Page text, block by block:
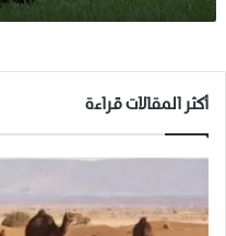
ظ
م
ب
أكثر المقالات قراءة